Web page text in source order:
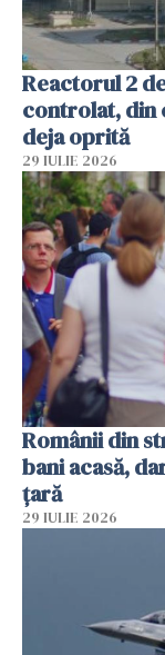
Reactorul 2
controlat, din
deja oprită
29 IULIE 2026
Românii din
bani acasă,
țară
29 IULIE 2026